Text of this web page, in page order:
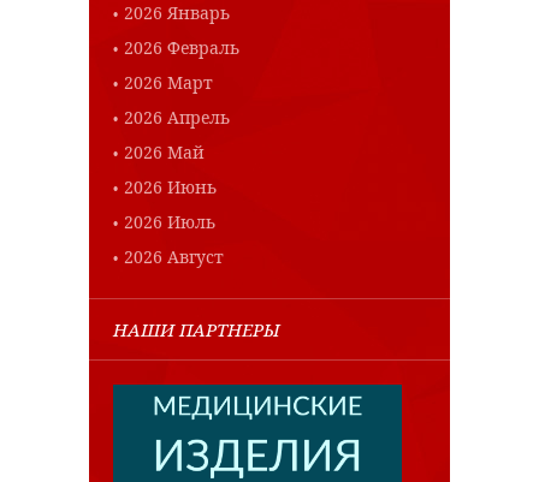
2026 Январь
2026 Февраль
2026 Март
2026 Апрель
2026 Май
2026 Июнь
2026 Июль
2026 Август
НАШИ ПАРТНЕРЫ